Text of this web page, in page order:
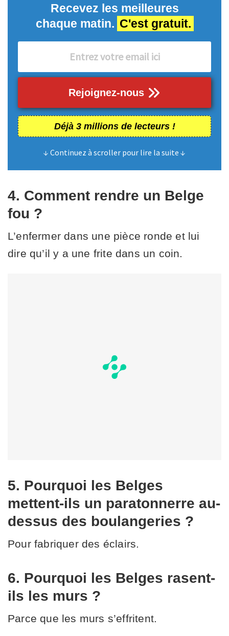
Recevez les meilleures
chaque matin. C'est gratuit.
Rejoignez-nous
Déjà 3 millions de lecteurs !
↓ Continuez à scroller pour lire la suite ↓
4. Comment rendre un Belge
fou ?
L’enfermer dans une pièce ronde et lui
dire qu’il y a une frite dans un coin.
5. Pourquoi les Belges
mettent-ils un paratonnerre au-
dessus des boulangeries ?
Pour fabriquer des éclairs.
6. Pourquoi les Belges rasent-
ils les murs ?
Parce que les murs s’effritent.